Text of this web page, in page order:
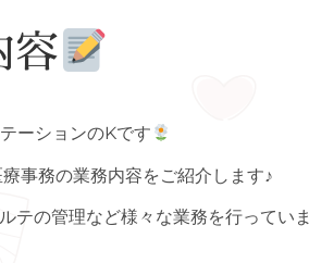
容
ーションのKです
事務の業務内容をご紹介します♪
テの管理など様々な業務を行っていま